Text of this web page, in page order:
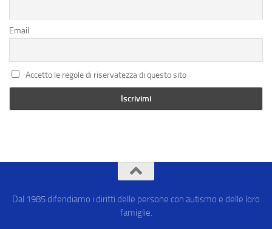
Email
Accetto le regole di riservatezza di questo sito
Dal 1985 difendiamo i diritti delle persone con autismo e delle loro
famiglie.